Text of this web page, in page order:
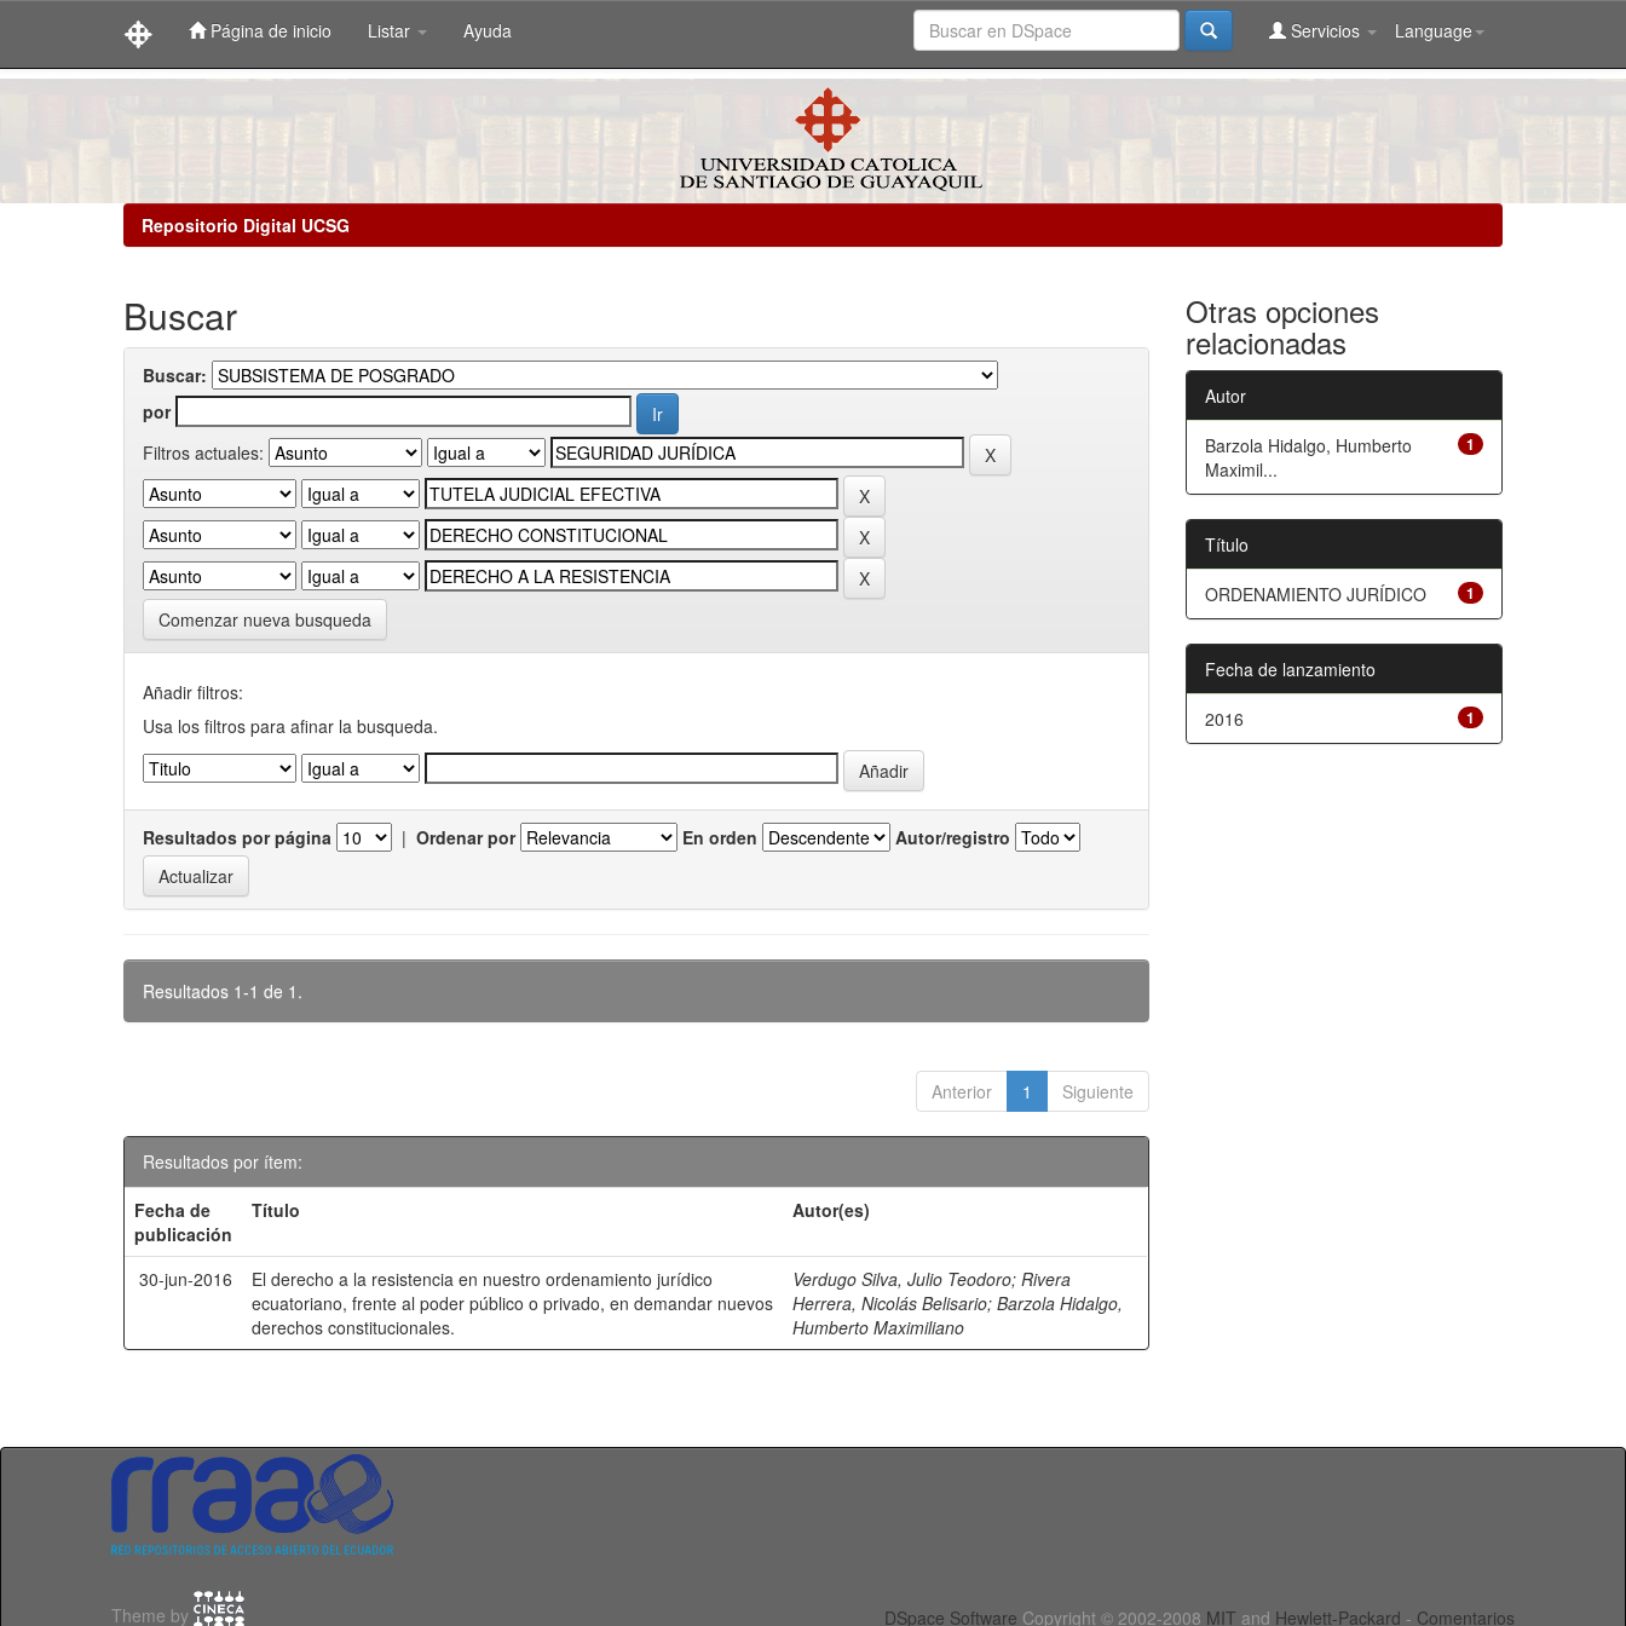
Página de inicio Listar Ayuda Language
Servicios
Repositorio Digital UCSG
Buscar
Buscar:
por
Filtros actuales:
Comenzar nueva busqueda
Añadir filtros:
Usa los filtros para afinar la busqueda.
Resultados por página | Ordenar por En orden Autor/registro
Resultados 1-1 de 1.
Anterior 1 Siguiente
Resultados por ítem:
Fecha de
publicación
Título Autor(es)
30-jun-2016
El derecho a la resistencia en nuestro ordenamiento jurídico
ecuatoriano, frente al poder público o privado, en demandar nuevos
derechos constitucionales.
Verdugo Silva, Julio Teodoro;Rivera
Herrera, Nicolás Belisario;Barzola Hidalgo,
Humberto Maximiliano
Otras opciones
relacionadas
Autor
1
Barzola Hidalgo, Humberto
Maximil...
Título
1
ORDENAMIENTO JURÍDICO
Fecha de lanzamiento
1
2016
Theme by DSpace Software Copyright © 2002-2008 MIT and Hewlett-Packard - Comentarios